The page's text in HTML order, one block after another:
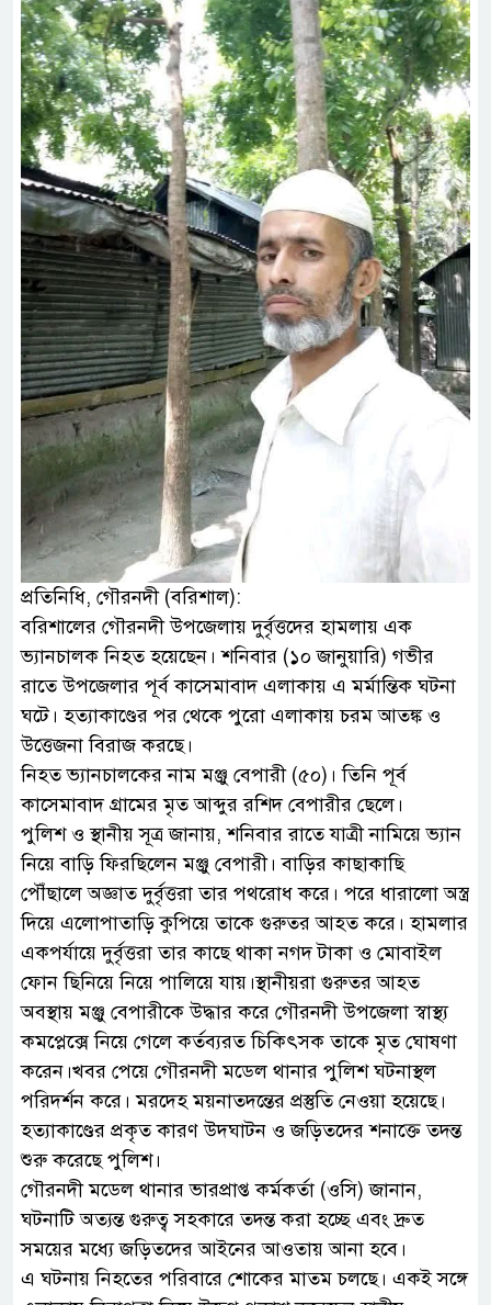
প্রতিনিধি, গৌরনদী (বরিশাল):
বরিশালের গৌরনদী উপজেলায় দুর্বৃত্তদের হামলায় এক
ভ্যানচালক নিহত হয়েছেন। শনিবার (১০ জানুয়ারি) গভীর
রাতে উপজেলার পূর্ব কাসেমাবাদ এলাকায় এ মর্মান্তিক ঘটনা
ঘটে। হত্যাকাণ্ডের পর থেকে পুরো এলাকায় চরম আতঙ্ক ও
উত্তেজনা বিরাজ করছে।
নিহত ভ্যানচালকের নাম মঞ্জু বেপারী (৫০)। তিনি পূর্ব
কাসেমাবাদ গ্রামের মৃত আব্দুর রশিদ বেপারীর ছেলে।
পুলিশ ও স্থানীয় সূত্র জানায়, শনিবার রাতে যাত্রী নামিয়ে ভ্যান
নিয়ে বাড়ি ফিরছিলেন মঞ্জু বেপারী। বাড়ির কাছাকাছি
পৌঁছালে অজ্ঞাত দুর্বৃত্তরা তার পথরোধ করে। পরে ধারালো অস্ত্র
দিয়ে এলোপাতাড়ি কুপিয়ে তাকে গুরুতর আহত করে। হামলার
একপর্যায়ে দুর্বৃত্তরা তার কাছে থাকা নগদ টাকা ও মোবাইল
ফোন ছিনিয়ে নিয়ে পালিয়ে যায়।স্থানীয়রা গুরুতর আহত
অবস্থায় মঞ্জু বেপারীকে উদ্ধার করে গৌরনদী উপজেলা স্বাস্থ্য
কমপ্লেক্সে নিয়ে গেলে কর্তব্যরত চিকিৎসক তাকে মৃত ঘোষণা
করেন।খবর পেয়ে গৌরনদী মডেল থানার পুলিশ ঘটনাস্থল
পরিদর্শন করে। মরদেহ ময়নাতদন্তের প্রস্তুতি নেওয়া হয়েছে।
হত্যাকাণ্ডের প্রকৃত কারণ উদঘাটন ও জড়িতদের শনাক্তে তদন্ত
শুরু করেছে পুলিশ।
গৌরনদী মডেল থানার ভারপ্রাপ্ত কর্মকর্তা (ওসি) জানান,
ঘটনাটি অত্যন্ত গুরুত্ব সহকারে তদন্ত করা হচ্ছে এবং দ্রুত
সময়ের মধ্যে জড়িতদের আইনের আওতায় আনা হবে।
এ ঘটনায় নিহতের পরিবারে শোকের মাতম চলছে। একই সঙ্গে